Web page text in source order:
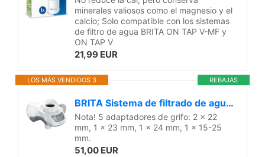
minerales valiosos como el magnesio y el
calcio; Solo compatible con los sistemas
de filtro de agua BRITA ON TAP V-MF y
ON TAP V
21,99 EUR
REBAJAS
LOS MÁS VENDIDOS 3
BRITA Sistema de filtrado de agua ON TAP Pro V-MF incl. 1x cartucho filtrante (600L) - para un 99,99% de agua libre de bacterias, reduciendo PFAS, incl. cuenta atrás digital LCD de capacidad
Nota! 5 adaptadores de grifo: 2 x 22
mm, 1 x 23 mm, 1 x 24 mm, 1 x 15-25
mm.
51,00 EUR